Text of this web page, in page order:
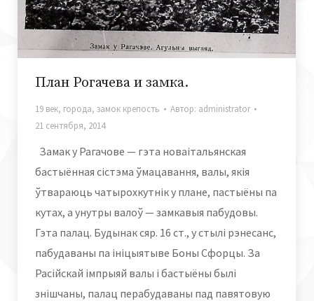
План Рогачева и замка.
19 век, города, замок крепость Автор: administrator
21 сентября, 2014
Замак у Рагачове — гэта новаітальянская
бастыённая сістэма ўмацавання, валы, якія
ўтвараюць чатырохкутнік у плане, пастыёны па
кутах, а унутры валоў — замкавыя пабудовы.
Гэта палац. Будынак сяр. 16 ст., у стылі рэнесанс,
пабудаваны па ініцыятыве Боны Сфорцы. За
Расійскай імпрыяй валы і бастыёны былі
знішчаны, палац перабудаваны пад павятовую